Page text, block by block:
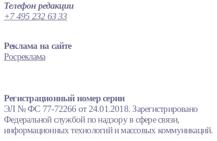
Телефон редакции
+7 495 232 63 33
Реклама на сайте
Росреклама
Регистрационный номер серии
ЭЛ № ФС 77-72266 от 24.01.2018. Зарегистрировано
Федеральной службой по надзору в сфере связи,
информационных технологий и массовых коммуникаций.